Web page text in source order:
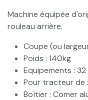
Machine équipée
rouleau arrière.
Coupe (ou
Poids : 140kg
Equipements :
Pour tracteur de
Boîtier : Comer